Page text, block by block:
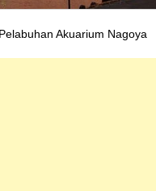
Akuarium Nagoya